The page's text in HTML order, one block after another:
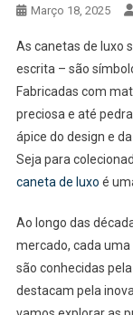
Março 18, 2025
As canetas de luxo
escrita – são
Fabricadas com
preciosa e até
ápice do design e
Seja para
caneta de luxo é
Ao longo das
mercado, cada
são conhecidas
destacam pela